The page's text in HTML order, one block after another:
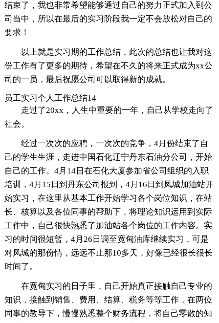
结束了，我也非常希望能够通过自己的努力正式加入到公
司当中，所以在最后的实习阶段我一定不会放松对自己的
要求！
以上就是实习期的工作总结，此次的总结也让我对这
份工作有了更多的期待，希望在不久的将来正式成为xx公
司的一员，最后祝愿公司可以取得新的成就。
员工实习个人工作总结14
走过了20xx，人生中重要的一年，自己从学校走向了
社会。
经过一次次的应聘，一次次的竞争，4月份结束了自
己的学生生涯，走进中国石化辽宁丹东石油分公司，开始
自己的工作。4月14日在石化大厦参加省公司组织的入职
培训，4月15日到丹东公司报到，4月16日到凤城加油站开
始实习，在这里从基本工作开始学习各个岗位知识，在站
长、核算以及各位同事的帮助下，将理论知识运用到实际
工作中，自己很快熟悉了加油站各个岗位的工作内容。实
习的时间很短暂，4月26日调至宽甸油库继续实习，可是
对凤城的那份情，远远不止那10多天，好像已经很长很长
时间了。
在宽甸实习的日子里，自己开始真正接触自己专业的
知识，接触到销售、费用、结算、税务等等工作，在两位
同事的教导下，慢慢熟悉整个财务流程，将自己零散的知